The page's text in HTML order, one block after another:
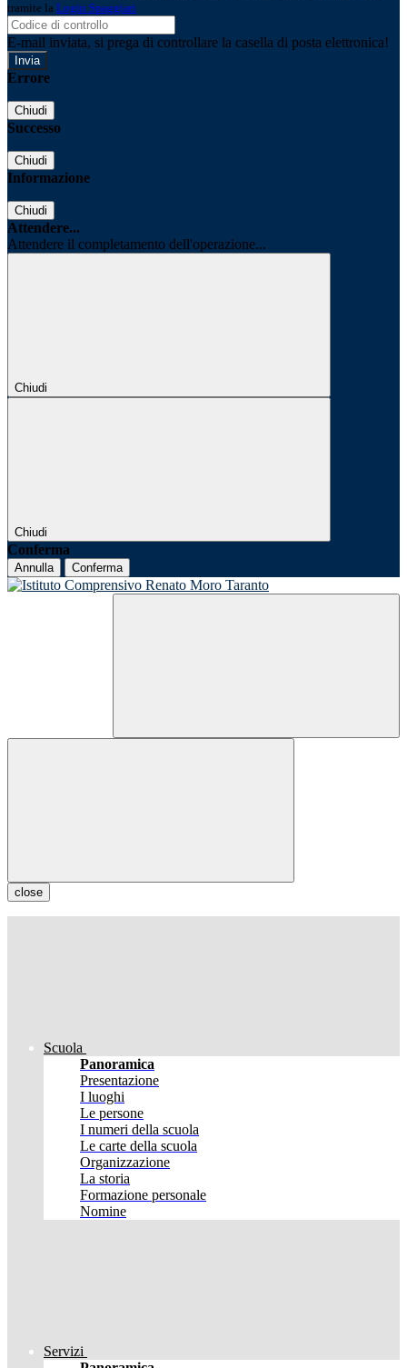
tramite la Login Spaggiari
E-mail inviata, si prega di controllare la casella di posta elettronica!
Errore
Chiudi
Successo
Chiudi
Informazione
Chiudi
Attendere...
Attendere il completamento dell'operazione...
Chiudi
Chiudi
Conferma
Annulla Conferma
close
Scuola
Panoramica
Presentazione
I luoghi
Le persone
I numeri della scuola
Le carte della scuola
Organizzazione
La storia
Formazione personale
Nomine
Servizi